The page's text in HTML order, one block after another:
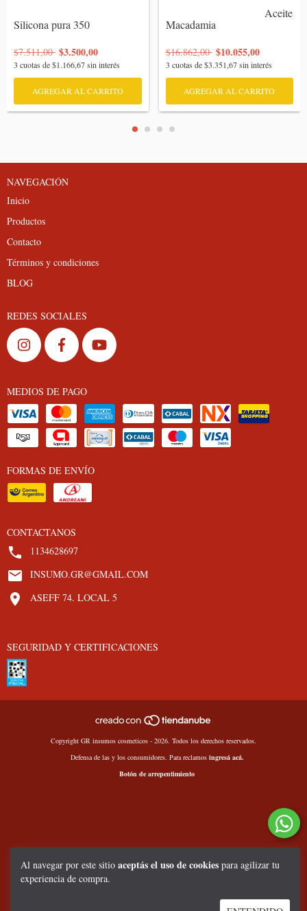
Al navegar por este sitio aceptás el uso de cookies para agilizar tu
experiencia de compra.
Silicona pura 350
$7.511,00 $3.500,00
3 cuotas de$1.166,67sin interés
AGREGAR AL CARRITO
Macadamia
$16.862,00 $10.055,00
3 cuotas de$3.351,67sin interés
AGREGAR AL CARRITO
NAVEGACIÓN
Inicio
Productos
Contacto
Términos y condiciones
BLOG
REDES SOCIALES
MEDIOS DE PAGO
FORMAS DE ENVÍO
CONTACTANOS
1134628697
INSUMO.GR@GMAIL.COM
ASEFF 74. LOCAL 5
SEGURIDAD Y CERTIFICACIONES
Copyright GR insumos cosmeticos - 2026. Todos los derechos reservados.
Defensa de las y los consumidores. Para reclamos ingresá acá.
Botón de arrepentimiento